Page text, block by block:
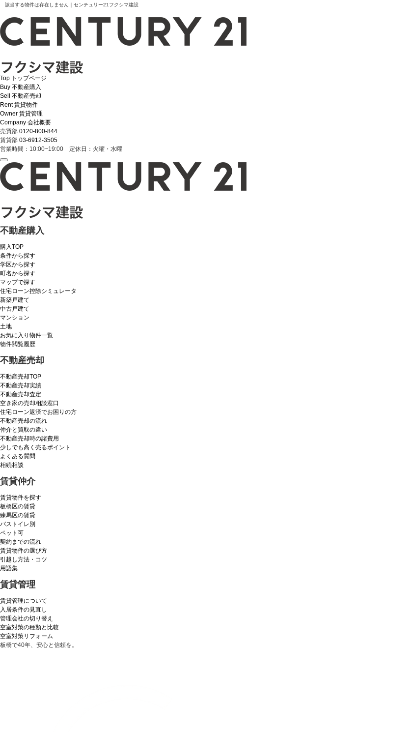
該当する物件は存在しません｜センチュリー21フクシマ建設
Top トップページ
Buy 不動産購入
Sell
不動産売却
Rent 賃貸物件
Owner 賃貸管理
Company 会社概要
売買部 0120-800-844
賃貸部 03-6912-3505
営業時間：10:00~19:00 定休日：火曜・水曜
不動産購入
購入TOP
条件から探す
学区から探す
町名から探す
マップで探す
住宅ローン控除シミュレータ
新築戸建て
中古戸建て
マンション
土地
お気に入り物件一覧
物件閲覧履歴
不動産売却
不動産売却TOP
不動産売却実績
不動産売却査定
空き家の売却相談窓口
住宅ローン返済でお困りの方
不動産売却の流れ
仲介と買取の違い
不動産売却時の諸費用
少しでも高く売るポイント
よくある質問
相続相談
賃貸仲介
賃貸物件を探す
板橋区の賃貸
練馬区の賃貸
バストイレ別
ペット可
契約までの流れ
賃貸物件の選び方
引越し方法・コツ
用語集
賃貸管理
賃貸管理について
入居条件の見直し
管理会社の切り替え
空室対策の種類と比較
空室対策リフォーム
板橋で40年、安心と信頼を。